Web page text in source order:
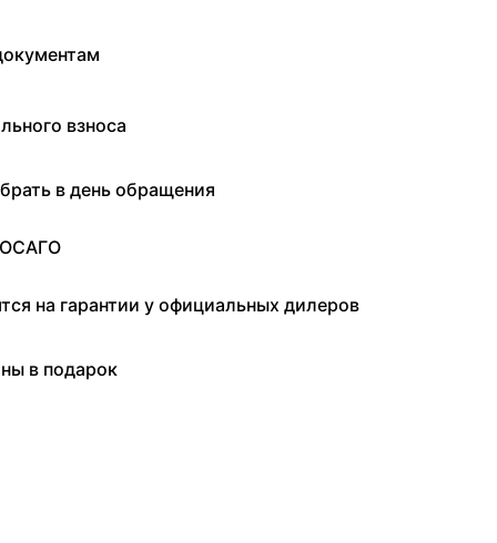
взноса
в день обращения
на гарантии у официальных дилеров
в подарок